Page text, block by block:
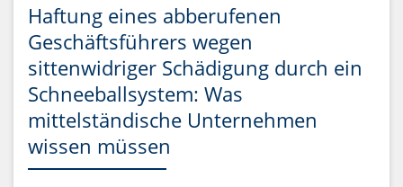
Haftung eines abberufenen
Geschäftsführers wegen
sittenwidriger Schädigung durch ein
Schneeballsystem: Was
mittelständische Unternehmen
wissen müssen